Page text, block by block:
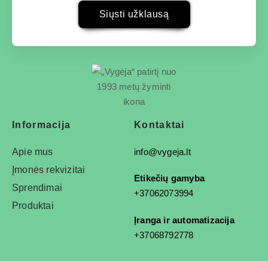
Siųsti užklausą
Informacija
Apie mus
Įmonės rekvizitai
Sprendimai
Produktai
Kontaktai
info@vygeja.lt
Etikečių gamyba
+37062073994
Įranga ir automatizacija
+37068792778